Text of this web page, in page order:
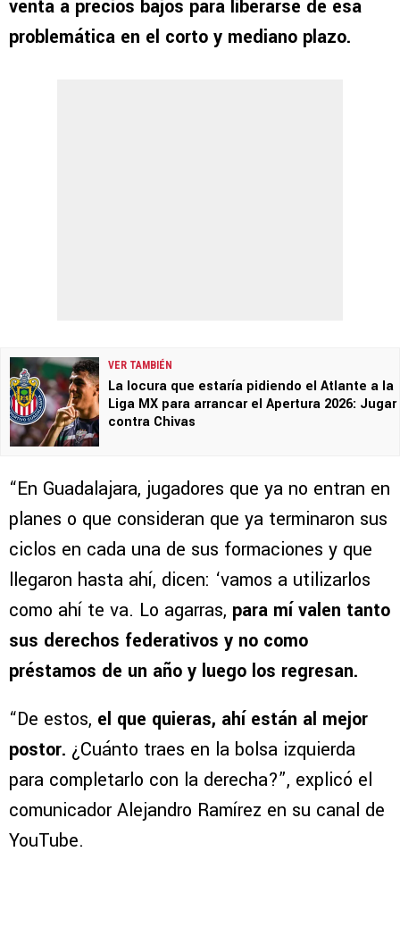
venta a precios bajos para liberarse de esa
problemática en el corto y mediano plazo.
VER TAMBIÉN
La locura que estaría pidiendo el Atlante a la
Liga MX para arrancar el Apertura 2026: Jugar
contra Chivas
“En Guadalajara, jugadores que ya no entran en
planes o que consideran que ya terminaron sus
ciclos en cada una de sus formaciones y que
llegaron hasta ahí, dicen: ‘vamos a utilizarlos
como ahí te va. Lo agarras, para mí valen tanto
sus derechos federativos y no como
préstamos de un año y luego los regresan.
“De estos, el que quieras, ahí están al mejor
postor. ¿Cuánto traes en la bolsa izquierda
para completarlo con la derecha?”, explicó el
comunicador Alejandro Ramírez en su canal de
YouTube.